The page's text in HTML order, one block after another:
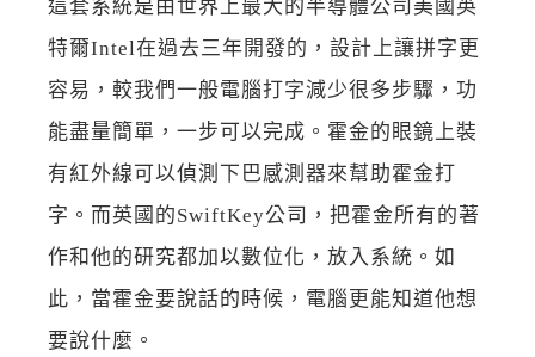
這套系統是由世界上最大的半導體公司美國英
特爾Intel在過去三年開發的，設計上讓拼字更
容易，較我們一般電腦打字減少很多步驟，功
能盡量簡單，一步可以完成。霍金的眼鏡上裝
有紅外線可以偵測下巴感測器來幫助霍金打
字。而英國的SwiftKey公司，把霍金所有的著
作和他的研究都加以數位化，放入系統。如
此，當霍金要說話的時候，電腦更能知道他想
要說什麼。